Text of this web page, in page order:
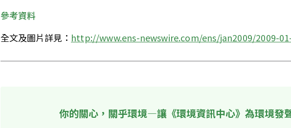
參考資料
全文及圖片詳見： http://www.ens-newswire.com/ens/jan2009/2009-
你的關心，關乎環境—讓《環境資訊中心》為環境發